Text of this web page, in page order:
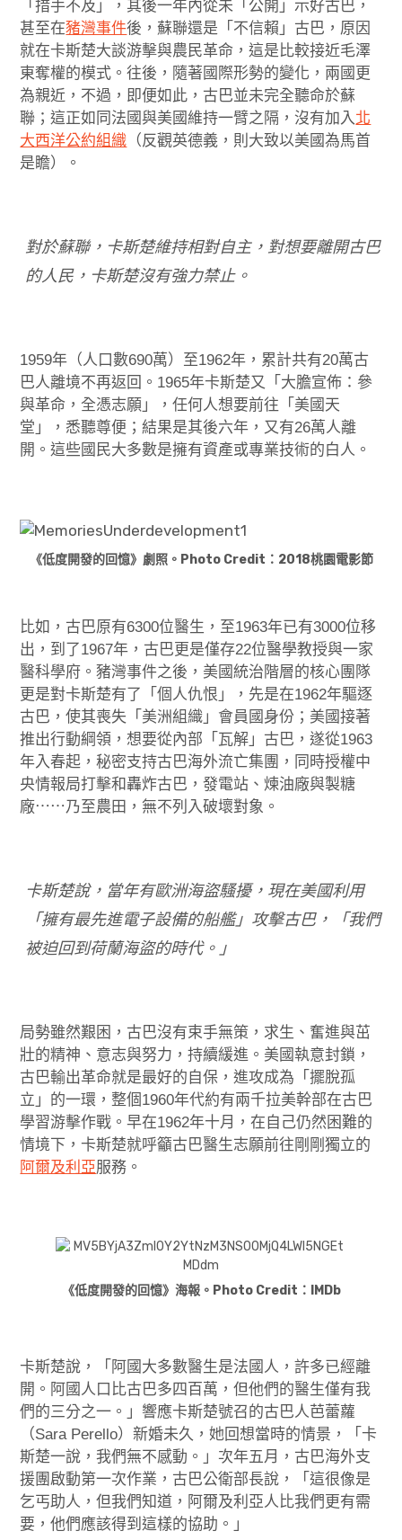
「措手不及」，其後一年內從未「公開」示好古巴，
甚至在豬灣事件後，蘇聯還是「不信賴」古巴，原因
就在卡斯楚大談游擊與農民革命，這是比較接近毛澤
東奪權的模式。往後，隨著國際形勢的變化，兩國更
為親近，不過，即便如此，古巴並未完全聽命於蘇
聯；這正如同法國與美國維持一臂之隔，沒有加入北
大西洋公約組織 （反觀英德義，則大致以美國為馬首
是瞻）。
對於蘇聯，卡斯楚維持相對自主，對想要離開古巴
的人民，卡斯楚沒有強力禁止。
1959年（人口數690萬）至1962年，累計共有20萬古
巴人離境不再返回。1965年卡斯楚又「大膽宣佈：參
與革命，全憑志願」，任何人想要前往「美國天
堂」，悉聽尊便；結果是其後六年，又有26萬人離
開。這些國民大多數是擁有資產或專業技術的白人。
《低度開發的回憶》劇照。Photo Credit：2018桃園電影節
比如，古巴原有6300位醫生，至1963年已有3000位移
出，到了1967年，古巴更是僅存22位醫學教授與一家
醫科學府。豬灣事件之後，美國統治階層的核心團隊
更是對卡斯楚有了「個人仇恨」，先是在1962年驅逐
古巴，使其喪失「美洲組織」會員國身份；美國接著
推出行動綱領，想要從內部「瓦解」古巴，遂從1963
年入春起，秘密支持古巴海外流亡集團，同時授權中
央情報局打擊和轟炸古巴，發電站、煉油廠與製糖
廠⋯⋯乃至農田，無不列入破壞對象。
卡斯楚說，當年有歐洲海盜騷擾，現在美國利用
「擁有最先進電子設備的船艦」攻擊古巴，「我們
被迫回到荷蘭海盜的時代。」
局勢雖然艱困，古巴沒有束手無策，求生、奮進與茁
壯的精神、意志與努力，持續緩進。美國執意封鎖，
古巴輸出革命就是最好的自保，進攻成為「擺脫孤
立」的一環，整個1960年代約有兩千拉美幹部在古巴
學習游擊作戰。早在1962年十月，在自己仍然困難的
情境下，卡斯楚就呼籲古巴醫生志願前往剛剛獨立的
阿爾及利亞服務。
《低度開發的回憶》海報。Photo Credit：IMDb
卡斯楚說，「阿國大多數醫生是法國人，許多已經離
開。阿國人口比古巴多四百萬，但他們的醫生僅有我
們的三分之一。」響應卡斯楚號召的古巴人芭蕾蘿
（Sara Perello）新婚未久，她回想當時的情景，「卡
斯楚一說，我們無不感動。」次年五月，古巴海外支
援團啟動第一次作業，古巴公衛部長說，「這很像是
乞丐助人，但我們知道，阿爾及利亞人比我們更有需
要，他們應該得到這樣的協助。」